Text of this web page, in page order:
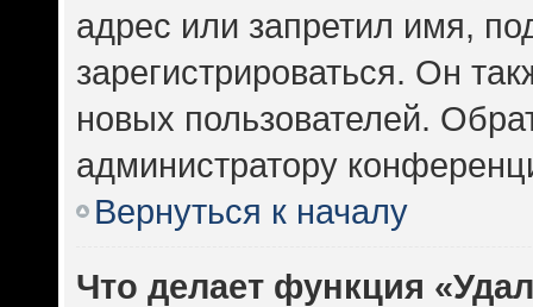
адрес или запретил имя,
зарегистрироваться. Он
новых пользователей.
администратору
Вернуться к началу
Что делает функция